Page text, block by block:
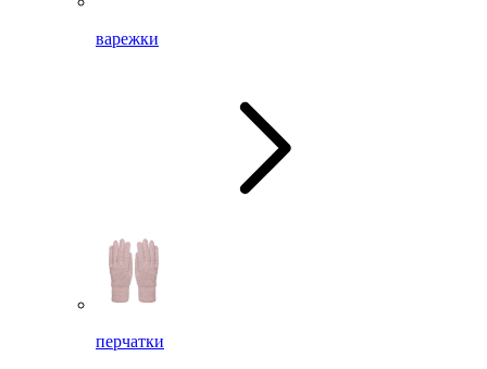
варежки
перчатки